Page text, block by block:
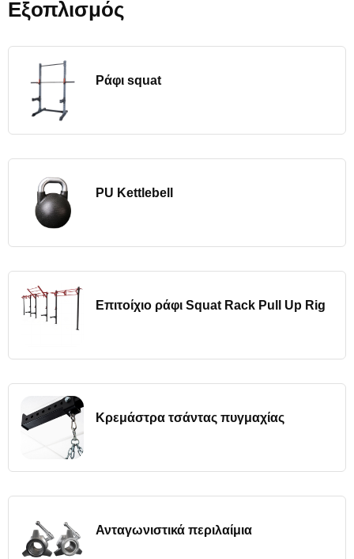
Εξοπλισμός
Ράφι squat
PU Kettlebell
Επιτοίχιο ράφι Squat Rack Pull Up Rig
Κρεμάστρα τσάντας πυγμαχίας
Ανταγωνιστικά περιλαίμια